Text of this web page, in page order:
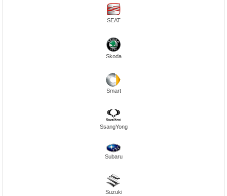
SEAT
Skoda
Smart
SsangYong
Subaru
Suzuki